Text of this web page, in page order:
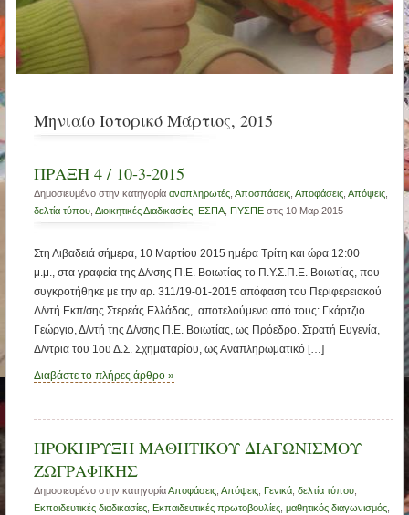
Μηνιαίο Ιστορικό Μάρτιος, 2015
ΠΡΑΞΗ 4 / 10-3-2015
Δημοσιευμένο στην κατηγορία αναπληρωτές, Αποσπάσεις, Αποφάσεις, Απόψεις,
δελτία τύπου, Διοικητικές Διαδικασίες, ΕΣΠΑ, ΠΥΣΠΕστις 10 Μαρ 2015
Στη Λιβαδειά σήμερα, 10 Μαρτίου 2015 ημέρα Τρίτη και ώρα 12:00
μ.μ., στα γραφεία της Δ/νσης Π.Ε. Βοιωτίας το Π.Υ.Σ.Π.Ε. Βοιωτίας, που
συγκροτήθηκε με την αρ. 311/19-01-2015 απόφαση του Περιφερειακού
Δ/ντή Εκπ/σης Στερεάς Ελλάδας, αποτελούμενο από τους: Γκάρτζιο
Γεώργιο, Δ/ντή της Δ/νσης Π.Ε. Βοιωτίας, ως Πρόεδρο. Στρατή Ευγενία,
Δ/ντρια του 1ου Δ.Σ. Σχηματαρίου, ως Αναπληρωματικό […]
Διαβάστε το πλήρες άρθρο »
ΠΡΟΚΗΡΥΞΗ ΜΑΘΗΤΙΚΟΥ ΔΙΑΓΩΝΙΣΜΟΥ
ΖΩΓΡΑΦΙΚΗΣ
Δημοσιευμένο στην κατηγορίαΑποφάσεις, Απόψεις, Γενικά, δελτία τύπου,
Εκπαιδευτικές διαδικασίες, Εκπαιδευτικές πρωτοβουλίες, μαθητικός διαγωνισμός,